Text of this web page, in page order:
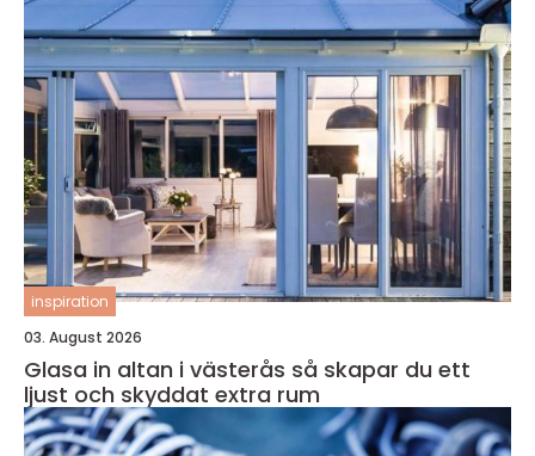
inspiration
03. August 2026
Glasa in altan i västerås så skapar du ett
ljust och skyddat extra rum